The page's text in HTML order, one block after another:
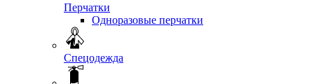
Перчатки
Одноразовые перчатки
Спецодежда